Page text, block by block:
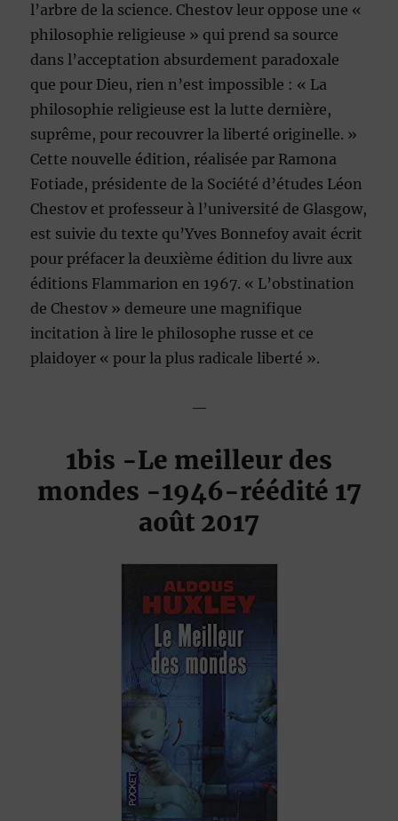
l’arbre de la science. Chestov leur oppose une «
philosophie religieuse » qui prend sa source
dans l’acceptation absurdement paradoxale
que pour Dieu, rien n’est impossible : « La
philosophie religieuse est la lutte dernière,
suprême, pour recouvrer la liberté originelle. »
Cette nouvelle édition, réalisée par Ramona
Fotiade, présidente de la Société d’études Léon
Chestov et professeur à l’université de Glasgow,
est suivie du texte qu’Yves Bonnefoy avait écrit
pour préfacer la deuxième édition du livre aux
éditions Flammarion en 1967. « L’obstination
de Chestov » demeure une magnifique
incitation à lire le philosophe russe et ce
plaidoyer « pour la plus radicale liberté ».
—
1bis -Le meilleur des
mondes -1946-réédité 17
août 2017